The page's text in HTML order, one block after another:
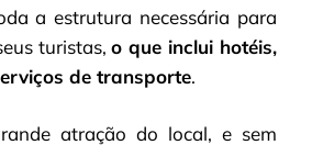
a estrutura necessária para
turistas,o que inclui hotéis,
de transporte.
atração do local, e sem